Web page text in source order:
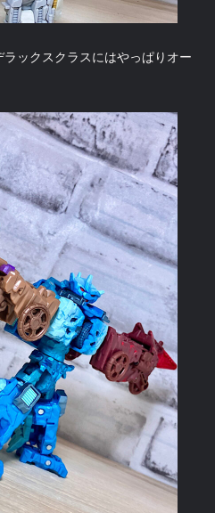
ックスクラスにはやっぱりオー